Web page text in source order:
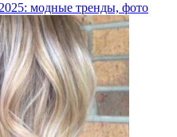
модные тренды, фото